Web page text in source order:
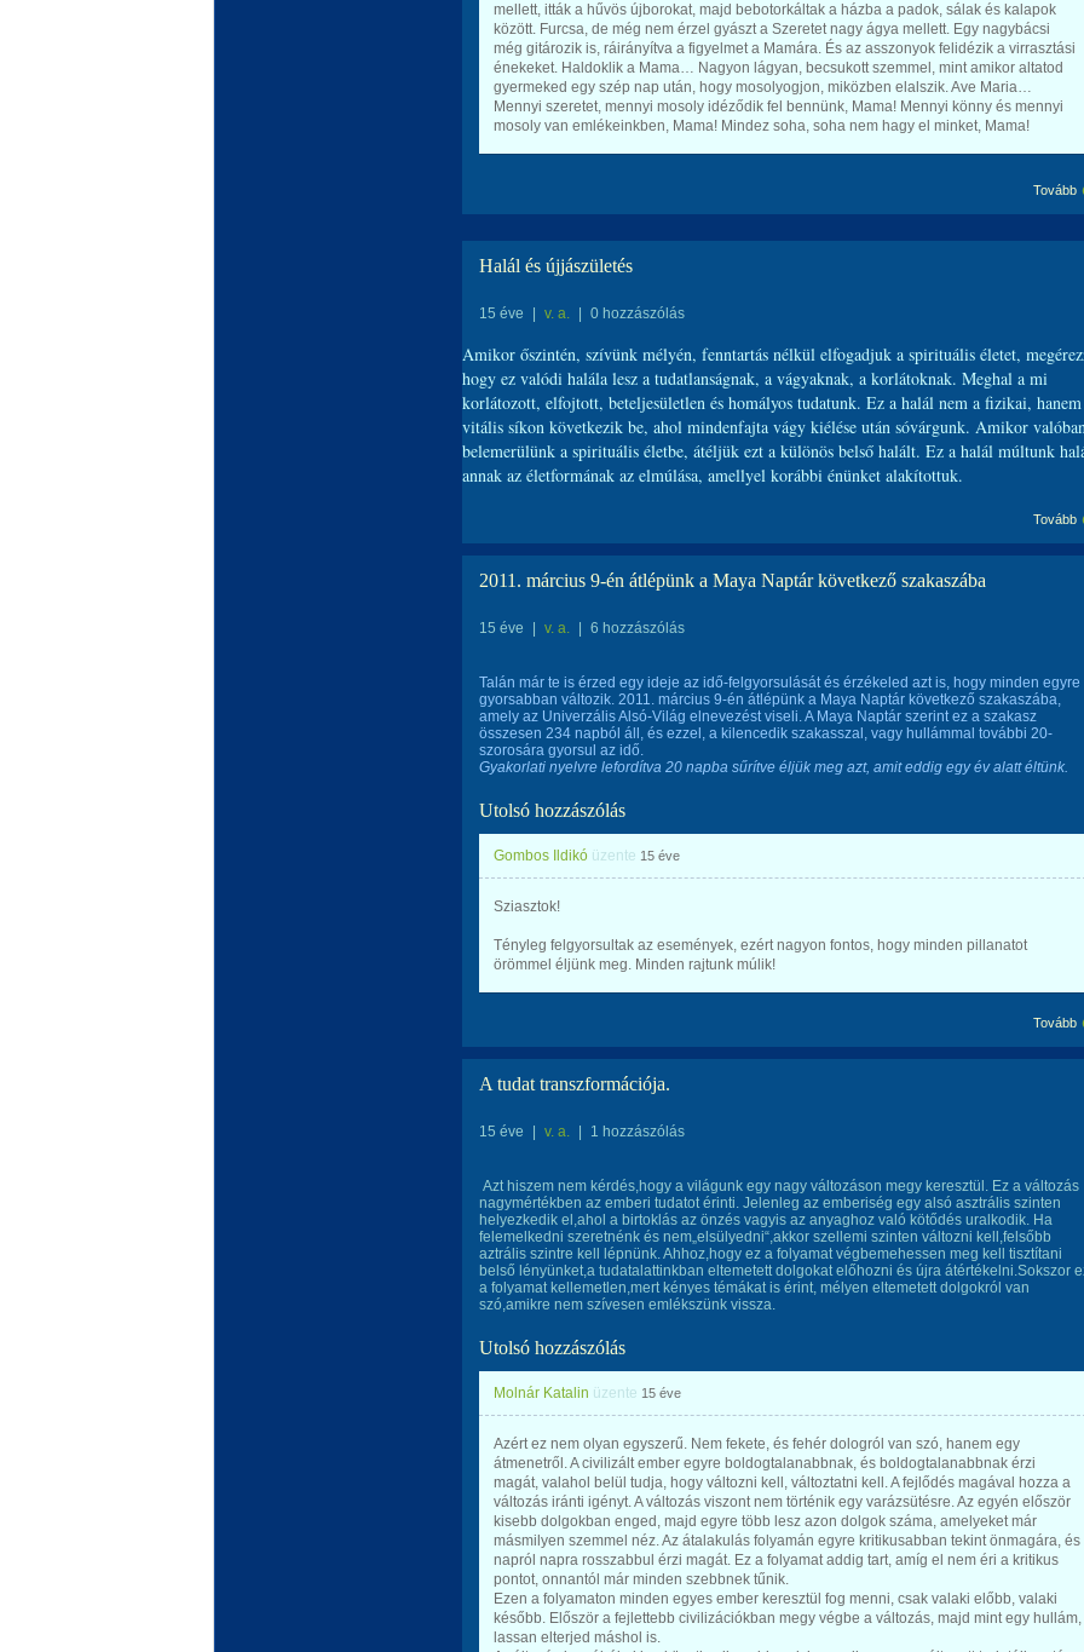
mellett, itták a hűvös újborokat, majd bebotorkáltak a házba a padok, sálak és kalapok
között. Furcsa, de még nem érzel gyászt a Szeretet nagy ágya mellett. Egy nagybácsi
még gitározik is, ráirányítva a figyelmet a Mamára. És az asszonyok felidézik a virrasztási
énekeket. Haldoklik a Mama… Nagyon lágyan, becsukott szemmel, mint amikor altatod
gyermeked egy szép nap után, hogy mosolyogjon, miközben elalszik. Ave Maria…
Mennyi szeretet, mennyi mosoly idéződik fel bennünk, Mama! Mennyi könny és mennyi
mosoly van emlékeinkben, Mama! Mindez soha, soha nem hagy el minket, Mama!
Tovább
Halál és újjászületés
15 éve v. a. 0 hozzászólás
Amikor őszintén, szívünk mélyén, fenntartás nélkül elfogadjuk a spirituális életet,
hogy ez valódi halála lesz a tudatlanságnak, a vágyaknak, a korlátoknak. Meghal a mi
korlátozott, elfojtott, beteljesületlen és homályos tudatunk. Ez a halál nem a fizikai,
vitális síkon következik be, ahol mindenfajta vágy kiélése után sóvárgunk. Amikor
belemerülünk a spirituális életbe, átéljük ezt a különös belső halált. Ez a halál múltunk
annak az életformának az elmúlása, amellyel korábbi énünket alakítottuk.
Tovább
2011. március 9-én átlépünk a Maya Naptár következő szakaszába
15 éve v. a. 6 hozzászólás
Talán már te is érzed egy ideje az idő-felgyorsulását és érzékeled azt is, hogy minden egyre
gyorsabban változik. 2011. március 9-én átlépünk a Maya Naptár következő szakaszába,
amely az Univerzális Alsó-Világ elnevezést viseli. A Maya Naptár szerint ez a szakasz
összesen 234 napból áll, és ezzel, a kilencedik szakasszal, vagy hullámmal további 20-
szorosára gyorsul az idő.
Gyakorlati nyelvre lefordítva 20 napba sűrítve éljük meg azt, amit eddig egy év alatt éltünk.
Utolsó hozzászólás
Gombos Ildikó üzente 15 éve
Sziasztok!
Tényleg felgyorsultak az események, ezért nagyon fontos, hogy minden pillanatot
örömmel éljünk meg. Minden rajtunk múlik!
Tovább
A tudat transzformációja.
15 éve v. a. 1 hozzászólás
Azt hiszem nem kérdés,hogy a világunk egy nagy változáson megy keresztül. Ez a változás
nagymértékben az emberi tudatot érinti. Jelenleg az emberiség egy alsó asztrális szinten
helyezkedik el,ahol a birtoklás az önzés vagyis az anyaghoz való kötődés uralkodik. Ha
felemelkedni szeretnénk és nem„elsülyedni“,akkor szellemi szinten változni kell,felsőbb
aztrális szintre kell lépnünk. Ahhoz,hogy ez a folyamat végbemehessen meg kell tisztítani
belső lényünket,a tudatalattinkban eltemetett dolgokat előhozni és újra átértékelni.Sokszor
a folyamat kellemetlen,mert kényes témákat is érint, mélyen eltemetett dolgokról van
szó,amikre nem szívesen emlékszünk vissza.
Utolsó hozzászólás
Molnár Katalin üzente 15 éve
Azért ez nem olyan egyszerű. Nem fekete, és fehér dologról van szó, hanem egy
átmenetről. A civilizált ember egyre boldogtalanabbnak, és boldogtalanabbnak érzi
magát, valahol belül tudja, hogy változni kell, változtatni kell. A fejlődés magával hozza a
változás iránti igényt. A változás viszont nem történik egy varázsütésre. Az egyén először
kisebb dolgokban enged, majd egyre több lesz azon dolgok száma, amelyeket már
másmilyen szemmel néz. Az átalakulás folyamán egyre kritikusabban tekint önmagára, és
napról napra rosszabbul érzi magát. Ez a folyamat addig tart, amíg el nem éri a kritikus
pontot, onnantól már minden szebbnek tűnik.
Ezen a folyamaton minden egyes ember keresztül fog menni, csak valaki előbb, valaki
később. Először a fejlettebb civilizációkban megy végbe a változás, majd mint egy hullám,
lassan elterjed máshol is.